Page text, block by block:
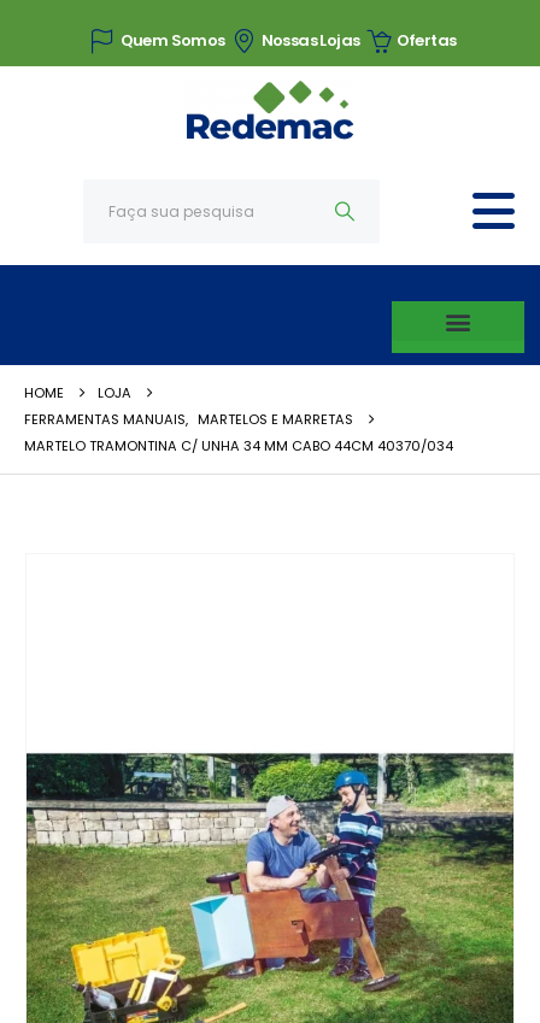
Quem Somos Nossas Lojas Ofertas
HOME
LOJA
FERRAMENTAS MANUAIS, MARTELOS E MARRETAS
MARTELO TRAMONTINA C/ UNHA 34 MM CABO 44CM 40370/034